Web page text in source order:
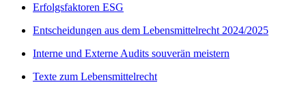
Erfolgsfaktoren ESG
Entscheidungen aus dem Lebensmittelrecht 2024/2025
Interne und Externe Audits souverän meistern
Texte zum Lebensmittelrecht